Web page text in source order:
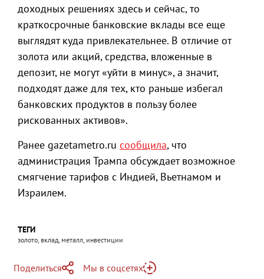
доходных решениях здесь и сейчас, то
краткосрочные банковские вклады все еще
выглядят куда привлекательнее. В отличие от
золота или акций, средства, вложенные в
депозит, не могут «уйти в минус», а значит,
подходят даже для тех, кто раньше избегал
банковских продуктов в пользу более
рискованных активов».
Ранее gazetametro.ru сообщила, что
администрация Трампа обсуждает возможное
смягчение тарифов с Индией, Вьетнамом и
Израилем.
ТЕГИ
золото, вклад, металл, инвестиции
Поделиться Мы в соцсетях